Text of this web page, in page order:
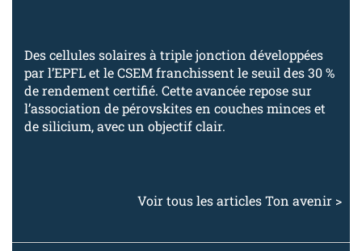
Des cellules solaires à triple jonction développées
par l’EPFL et le CSEM franchissent le seuil des 30 %
de rendement certifié. Cette avancée repose sur
l’association de pérovskites en couches minces et
de silicium, avec un objectif clair.
Voir tous les articles Ton avenir >